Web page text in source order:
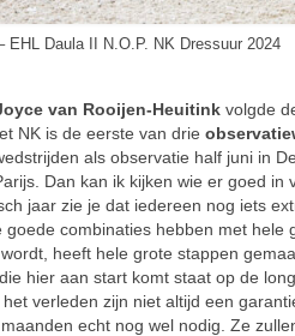
EHL Daula II N.O.P. NK Dressuur 2024
van Rooijen-Heuitink volgde
NK is de eerste van drie
als observatie half juni in
Dan kan ik kijken wie er goed in
jaar zie je dat iedereen nog iets
goede combinaties hebben met hele
heeft hele grote stappen
hier aan start komt staat op de
verleden zijn niet altijd een
echt nog wel nodig. Ze